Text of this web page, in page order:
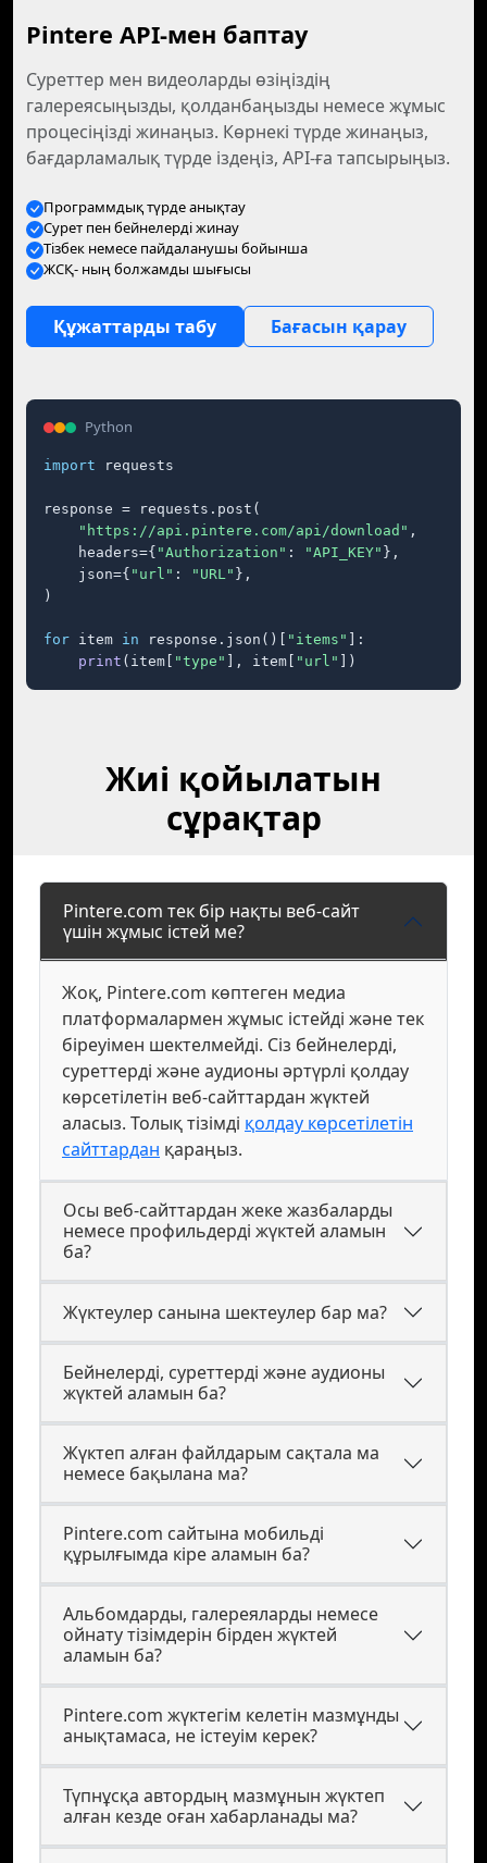
Pintere API-мен баптау
Суреттер мен видеоларды өзіңіздің
галереясыңызды, қолданбаңызды немесе жұмыс
процесіңізді жинаңыз. Көрнекі түрде жинаңыз,
бағдарламалық түрде іздеңіз, API-ға тапсырыңыз.
Программдық түрде анықтау
Сурет пен бейнелерді жинау
Тізбек немесе пайдаланушы бойынша
ЖСҚ- ның болжамды шығысы
Құжаттарды табу Бағасын қарау
Python
import requests
response = requests.post(
"https://api.pintere.com/api/download" ,
    headers={
"Authorization" : "API_KEY" },
    json={
"url" : "URL" },
)
for item in response.json()[ "items"
]:
print (item[ "type" ], item[ "url" ])
Жиі қойылатын
сұрақтар
Pintere.com тек бір нақты веб-сайт
үшін жұмыс істей ме?
Жоқ, Pintere.com көптеген медиа
платформалармен жұмыс істейді және тек
біреуімен шектелмейді. Сіз бейнелерді,
суреттерді және аудионы әртүрлі қолдау
көрсетілетін веб-сайттардан жүктей
аласыз. Толық тізімді қолдау көрсетілетін
сайттардан қараңыз.
Осы веб-сайттардан жеке жазбаларды
немесе профильдерді жүктей аламын
ба?
Жүктеулер санына шектеулер бар ма?
Бейнелерді, суреттерді және аудионы
жүктей аламын ба?
Жүктеп алған файлдарым сақтала ма
немесе бақылана ма?
Pintere.com сайтына мобильді
құрылғымда кіре аламын ба?
Альбомдарды, галереяларды немесе
ойнату тізімдерін бірден жүктей
аламын ба?
Pintere.com жүктегім келетін мазмұнды
анықтамаса, не істеуім керек?
Түпнұсқа автордың мазмұнын жүктеп
алған кезде оған хабарланады ма?